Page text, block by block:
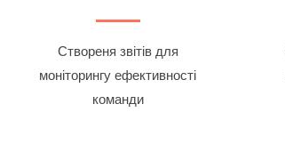
Створеня звітів для
моніторингу ефективності
команди